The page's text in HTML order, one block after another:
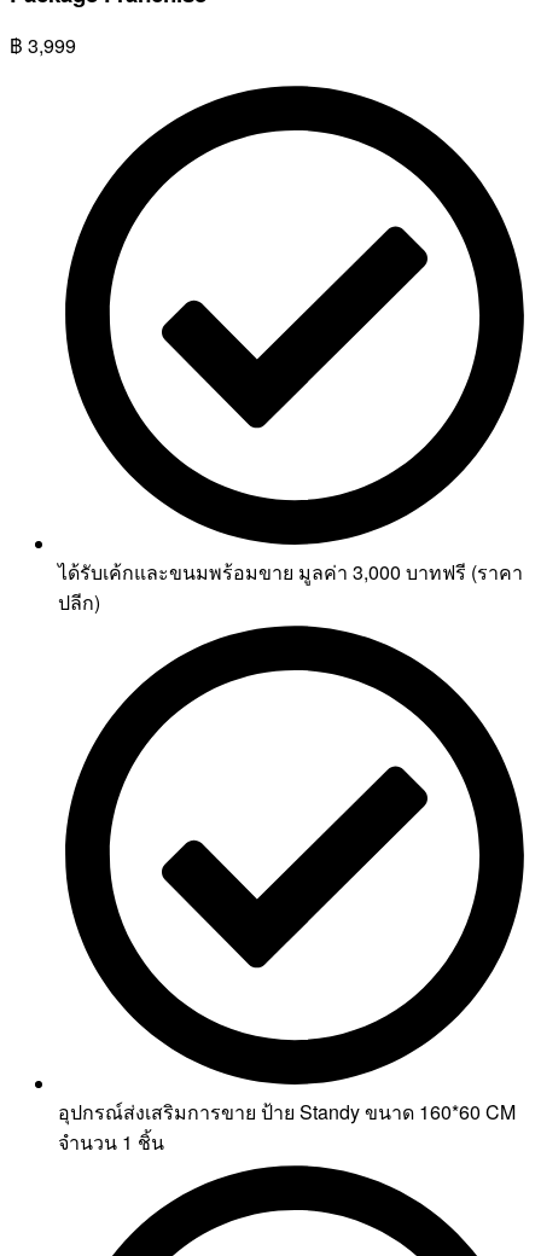
฿ 3,999
ได้รับเค้กและขนมพร้อมขาย มูลค่า 3,000 บาทฟรี (ราคา
ปลีก)
อุปกรณ์ส่งเสริมการขาย ป้าย Standy ขนาด 160*60 CM
จำนวน 1 ชิ้น